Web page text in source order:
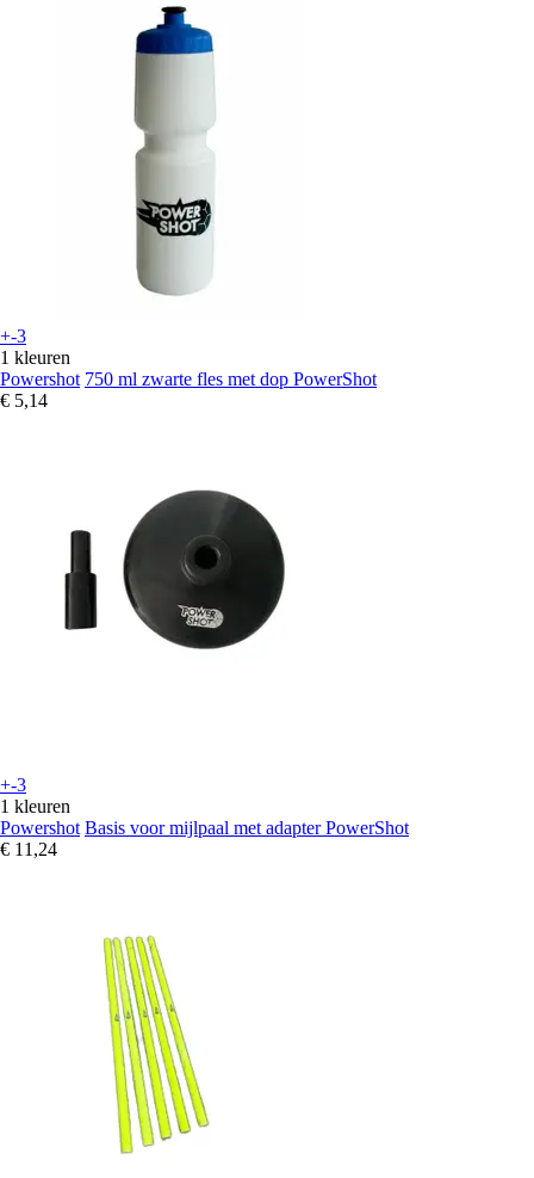
+-3
1 kleuren
Powershot 750 ml zwarte fles met dop PowerShot
€ 5,14
+-3
1 kleuren
Powershot Basis voor mijlpaal met adapter PowerShot
€ 11,24